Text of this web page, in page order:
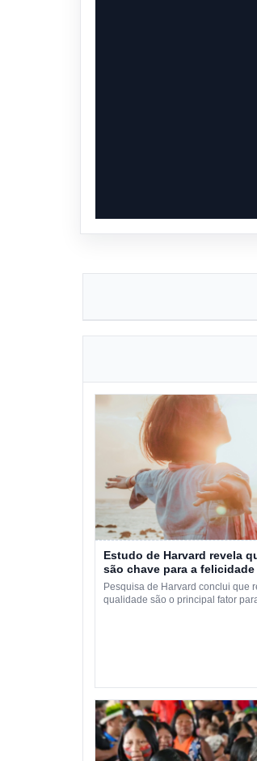
Estudo de Harvard revela
são chave para a felicidade
Pesquisa de Harvard conclui que
qualidade são o principal fator